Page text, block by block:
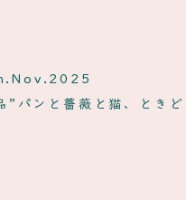
”パンと薔薇と猫、とき